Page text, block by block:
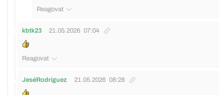
Reagovat
kbtk23 21.05.2026 07:04
Reagovat
JeséRodriguez 21.05.2026 08:28